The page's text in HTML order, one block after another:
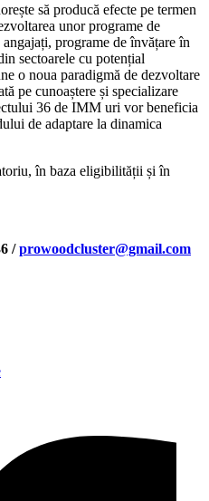
să producă efecte pe termen
unor programe de
programe de învățare în
sectoarele cu potențial
o noua paradigmă de dezvoltare
pe cunoaștere și specializare
36 de IMM uri vor beneficia
de adaptare la dinamica
în baza eligibilității și în
/prowoodcluster@gmail.com